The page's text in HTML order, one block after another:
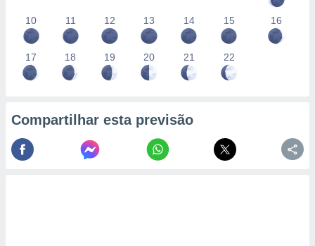
10 11 12 13 14 15 16
17 18 19 20 21 22
Compartilhar esta previsão